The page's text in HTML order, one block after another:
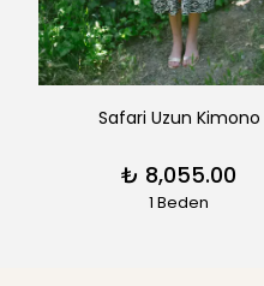
Safari Uzun Kimono
₺ 8,055.00
1 Beden